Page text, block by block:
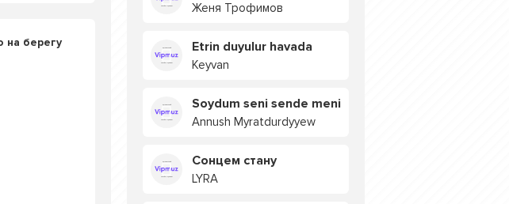
на берегу
Женя Трофимов
Etrin duyulur havada
Keyvan
Soydum seni sende meni
Annush Myratdurdyyew
Сонцем стану
LYRA